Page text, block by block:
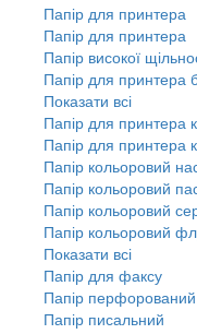
Папір для принтера
Папір для принтера
Папір високої
Папір для принтера
Показати всі
Папір для принтера
Папір для принтера
Папір кольоровий
Папір кольоровий
Папір кольоровий
Папір кольоровий
Показати всі
Папір для факсу
Папір перфорований
Папір писальний